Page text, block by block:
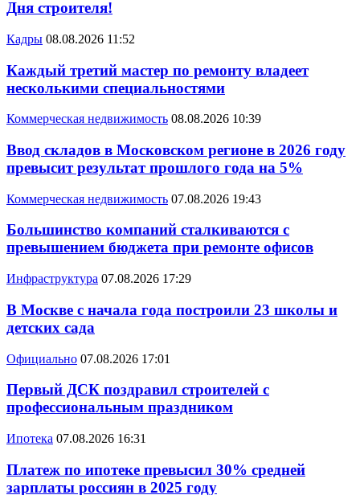
Дня строителя!
Кадры 08.08.2026 11:52
Каждый третий мастер по ремонту владеет
несколькими специальностями
Коммерческая недвижимость 08.08.2026 10:39
Ввод складов в Московском регионе в 2026 году
превысит результат прошлого года на 5%
Коммерческая недвижимость 07.08.2026 19:43
Большинство компаний сталкиваются с
превышением бюджета при ремонте офисов
Инфраструктура 07.08.2026 17:29
В Москве с начала года построили 23 школы и
детских сада
Официально 07.08.2026 17:01
Первый ДСК поздравил строителей с
профессиональным праздником
Ипотека 07.08.2026 16:31
Платеж по ипотеке превысил 30% средней
зарплаты россиян в 2025 году